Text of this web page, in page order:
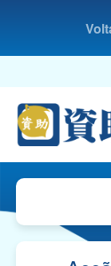
Cultura,
Educação e